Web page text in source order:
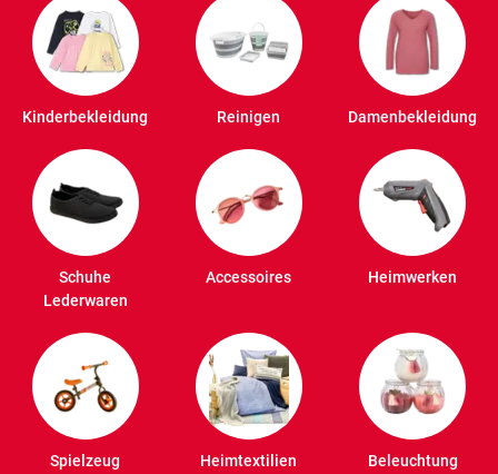
Kinderbekleidung Reinigen Damenbekleidung
Schuhe
Lederwaren
Accessoires Heimwerken
Spielzeug Heimtextilien Beleuchtung